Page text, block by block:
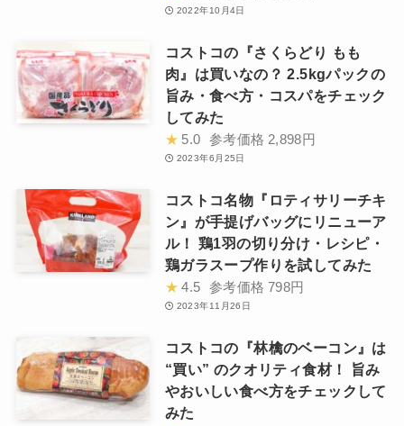
2022年10月4日
コストコの『さくらどり もも
肉』は買いなの？ 2.5kgパックの
旨み・食べ方・コスパをチェック
してみた
★ 5.0 参考価格 2,898円
2023年6月25日
コストコ名物『ロティサリーチキ
ン』が手提げバッグにリニューア
ル！ 鶏1羽の切り分け・レシピ・
鶏ガラスープ作りを試してみた
★ 4.5 参考価格 798円
2023年11月26日
コストコの『林檎のベーコン』は
“買い” のクオリティ食材！ 旨み
やおいしい食べ方をチェックして
みた